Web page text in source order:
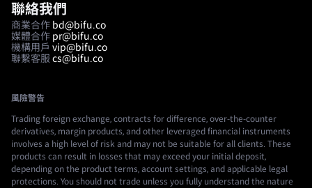
聯絡我們
商業合作 bd@bifu.co
媒體合作 pr@bifu.co
機構用戶 vip@bifu.co
聯繫客服 cs@bifu.co
風險警告
Trading foreign exchange, contracts for difference, over-the-counter
derivatives, margin products, and other leveraged financial instruments
involves a high level of risk and may not be suitable for all clients. These
products can result in losses that may exceed your initial deposit,
depending on the product terms, account settings, and applicable legal
protections. You should not trade unless you fully understand the nature